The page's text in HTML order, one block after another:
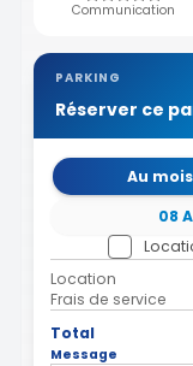
Communication
PARKING
Réserver ce
Au mois
08
Location
Frais de service
Total
Message